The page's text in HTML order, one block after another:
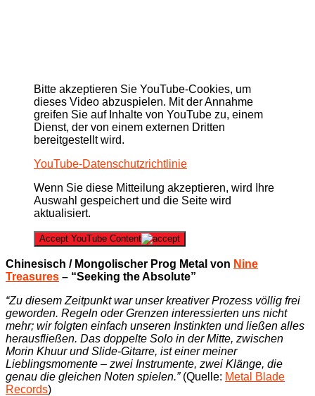
Bitte akzeptieren Sie YouTube-Cookies, um
dieses Video abzuspielen. Mit der Annahme
greifen Sie auf Inhalte von YouTube zu, einem
Dienst, der von einem externen Dritten
bereitgestellt wird.
YouTube-Datenschutzrichtlinie
Wenn Sie diese Mitteilung akzeptieren, wird Ihre
Auswahl gespeichert und die Seite wird
aktualisiert.
Accept YouTube Content
Chinesisch / Mongolischer Prog Metal von Nine
Treasures – “Seeking the Absolute”
“Zu diesem Zeitpunkt war unser kreativer Prozess völlig frei
geworden. Regeln oder Grenzen interessierten uns nicht
mehr; wir folgten einfach unseren Instinkten und ließen alles
herausfließen. Das doppelte Solo in der Mitte, zwischen
Morin Khuur und Slide-Gitarre, ist einer meiner
Lieblingsmomente – zwei Instrumente, zwei Klänge, die
genau die gleichen Noten spielen.”(Quelle: Metal Blade
Records)